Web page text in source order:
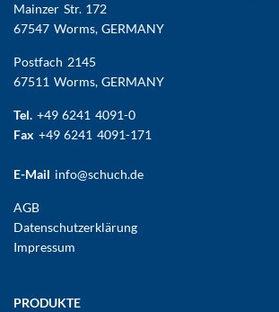
Mainzer Str. 172
67547 Worms, GERMANY
Postfach 2145
67511 Worms, GERMANY
Tel. +49 6241 4091-0
Fax +49 6241 4091-171
E-Mail info@schuch.de
FUSSBEREICHSMENÜ
AGB
Datenschutzerklärung
Impressum
Hauptnavigation
PRODUKTE